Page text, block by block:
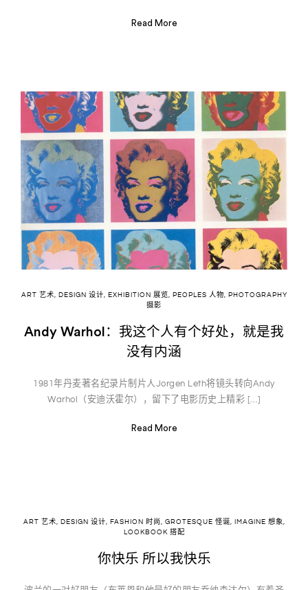
Read More
ART 艺术 DESIGN 设计 EXHIBITION 展览 PEOPLES 人物
PHOTOGRAPHY
摄影
Andy Warhol：我这个人有个好处，就是我
没有内涵
1981年丹麦著名纪录片制片人Jorgen Leth将镜头转向Andy
Warhol（安迪沃霍尔），留下了电影历史上精彩 […]
Read More
ART 艺术 DESIGN 设计 FASHION 时尚 GROTESQUE 怪诞 IMAGINE 想象
LOOKBOOK 搭配
你快乐 所以我快乐